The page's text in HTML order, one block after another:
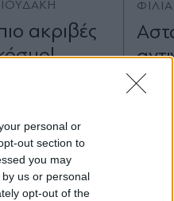
personal or
out section to
you may
us or personal
opt-out of the
ακριβές